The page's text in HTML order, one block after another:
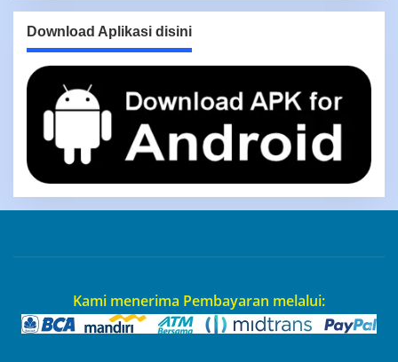
Download Aplikasi disini
Kami menerima Pembayaran melalui: